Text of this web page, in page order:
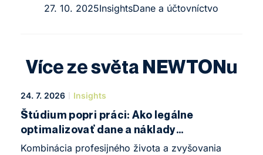
27. 10. 2025InsightsDane a účtovníctvo
Více ze světa NEWTONu
24. 7. 2026 Insights
Štúdium popri práci: Ako legálne
optimalizovať dane a náklady
na vzdelávanie
Kombinácia profesijného života a zvyšovania